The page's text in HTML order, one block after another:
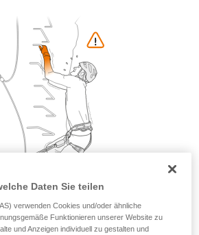
diese Zusatzinformationen
zu können, müssen Sie zuerst die in
enthaltenen
richtig verstanden haben.
dieser Techniken setzt eine
Ausbildung und ein spezielles
Prüfen Sie zusammen mit
ob Sie in der Lage sind, den
sicher zu wiederholen, bevor
durchführen.
Techniken, die hier nicht
Daten Sie teilen
verwenden Cookies und/oder ähnliche
Funktionieren unserer Website zu
und Anzeigen individuell zu gestalten und